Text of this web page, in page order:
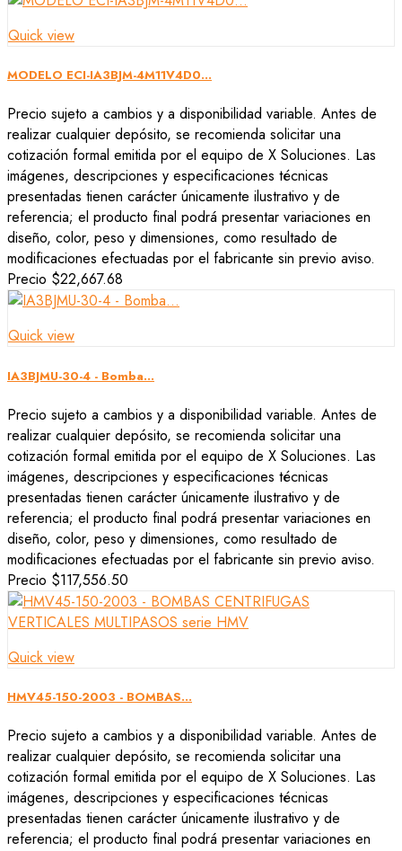
Quick view
MODELO ECI-IA3BJM-4M11V4D0...
Precio sujeto a cambios y a disponibilidad variable. Antes de
realizar cualquier depósito, se recomienda solicitar una
cotización formal emitida por el equipo de X Soluciones. Las
imágenes, descripciones y especificaciones técnicas
presentadas tienen carácter únicamente ilustrativo y de
referencia; el producto final podrá presentar variaciones en
diseño, color, peso y dimensiones, como resultado de
modificaciones efectuadas por el fabricante sin previo aviso.
Precio $22,667.68
Quick view
IA3BJMU-30-4 - Bomba...
Precio sujeto a cambios y a disponibilidad variable. Antes de
realizar cualquier depósito, se recomienda solicitar una
cotización formal emitida por el equipo de X Soluciones. Las
imágenes, descripciones y especificaciones técnicas
presentadas tienen carácter únicamente ilustrativo y de
referencia; el producto final podrá presentar variaciones en
diseño, color, peso y dimensiones, como resultado de
modificaciones efectuadas por el fabricante sin previo aviso.
Precio $117,556.50
Quick view
HMV45-150-2003 - BOMBAS...
Precio sujeto a cambios y a disponibilidad variable. Antes de
realizar cualquier depósito, se recomienda solicitar una
cotización formal emitida por el equipo de X Soluciones. Las
imágenes, descripciones y especificaciones técnicas
presentadas tienen carácter únicamente ilustrativo y de
referencia; el producto final podrá presentar variaciones en